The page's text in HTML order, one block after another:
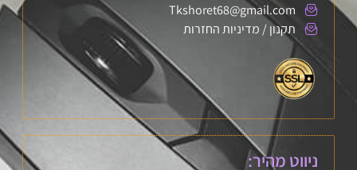
Tkshoret68@gmail.com
תקנון / מדיניות החזרות
ניווט מהיר: